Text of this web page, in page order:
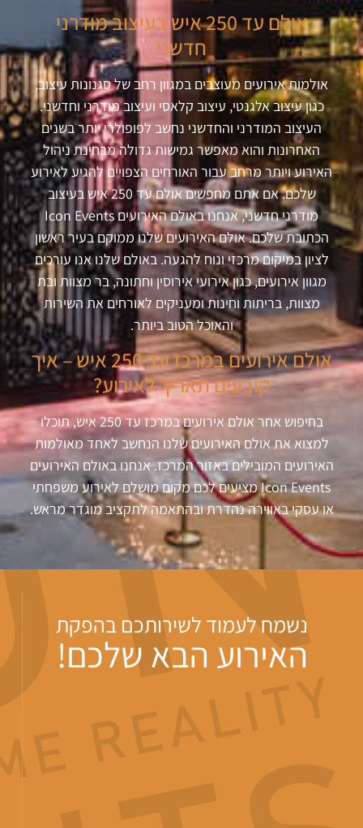
אולם עד 250 איש בעיצוב מודרני
חדשני
אולמות אירועים מעוצבים במגוון רחב של סגנונות עיצוב,
כגון עיצוב אלגנטי, עיצוב קלאסי ועיצוב מודרני וחדשני.
העיצוב המודרני והחדשני נחשב לפופולרי יותר בשנים
האחרונות והוא מאפשר גמישות גדולה מבחינת ניהול
האירוע ויותר מרחב עבור האורחים הצפויים להגיע לאירוע
שלכם. אם אתם מחפשים אולם עד 250 איש בעיצוב
מודרני חדשני, אנחנו באולם האירועים Icon Events
הכתובת שלכם. אולם האירועים שלנו ממוקם בעיר ראשון
לציון במיקום מרכזי ונוח להגעה. באולם שלנו אנו עורכים
מגוון אירועים, כגון אירועי אירוסין וחתונה, בר מצוות ובת
מצוות, בריתות וחינות ומעניקים לאורחים את השירות
והאוכל הטוב ביותר.
אולם אירועים במרכז עד 250 איש – איך
קובעים תאריך לאירוע?
בחיפוש אחר אולם אירועים במרכז עד 250 איש, תוכלו
למצוא את אולם האירועים שלנו הנחשב לאחד מאולמות
האירועים המובילים באזור המרכז. אנחנו באולם האירועים
Icon Events מציעים לכם מקום מושלם לאירוע משפחתי
או עסקי באווירה נהדרת ובהתאמה לתקציב מוגדר מראש.
נשמח לעמוד לשירותכם בהפקת
האירוע הבא שלכם!